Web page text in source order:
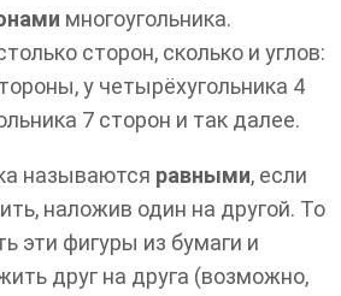
многоугольника.
сторон, сколько и углов:
у четырёхугольника 4
7 сторон и так далее.
называются равными, если
наложив один на другой. То
эти фигуры из бумаги и
друг на друга (возможно,